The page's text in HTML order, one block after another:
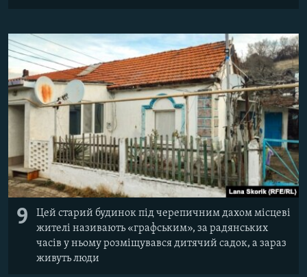
9
Цей старий будинок під черепичним дахом місцеві
жителі називають «графським», за радянських
часів у ньому розміщувався дитячий садок, а зараз
живуть люди